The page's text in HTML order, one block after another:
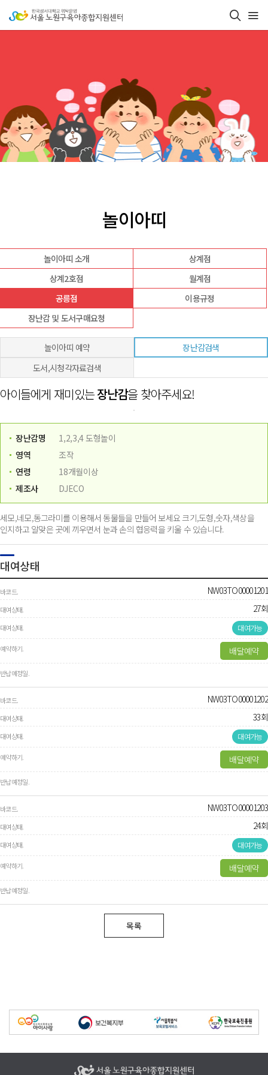
놀이아띠
놀이아띠 소개
상계점
상계2호점
월계점
공릉점
이용규정
장난감 및 도서구매요청
놀이아띠 예약
장난감검색
도서,시청각자료검색
아이들에게 재미있는장난감을 찾아주세요!
장난감명
1,2,3,4 도형놀이
영역
조작
연령
18개월이상
제조사
DJECO
세모,네모,동그라미를 이용해서 동물들을 만들어 보세요 크기,도형,숫자,색상을
인지하고 알맞은 곳에 끼우면서 눈과 손의 협응력을 키울 수 있습니다.
대여상태
NW03TO00001201
27회
대여가능
배달예약
NW03TO00001202
33회
대여가능
배달예약
NW03TO00001203
24회
대여가능
배달예약
목록